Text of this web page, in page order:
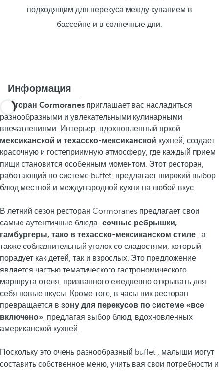
подходящим для перекуса между купанием в
бассейне и в солнечные дни.
Информация
Ресторан Cormoranes приглашает вас насладиться
разнообразными и увлекательными кулинарными
впечатлениями. Интерьер, вдохновленный яркой
мексиканской и техасско-мексиканской кухней, создает
красочную и гостеприимную атмосферу, где каждый прием
пищи становится особенным моментом. Этот ресторан,
работающий по системе buffet, предлагает широкий выбор
блюд местной и международной кухни на любой вкус.
В летний сезон ресторан Cormoranes предлагает свои
самые аутентичные блюда: сочные ребрышки,
гамбургеры, тако в техасско-мексиканском стиле , а
также соблазнительный уголок со сладостями, который
порадует как детей, так и взрослых. Это предложение
является частью тематического гастрономического
маршрута отеля, призванного ежедневно открывать для
себя новые вкусы. Кроме того, в часы пик ресторан
превращается в зону для перекусов по системе «все
включено», предлагая выбор блюд, вдохновленных
американской кухней.
Поскольку это очень разнообразный buffet , малыши могут
составить собственное меню, учитывая свои потребности и